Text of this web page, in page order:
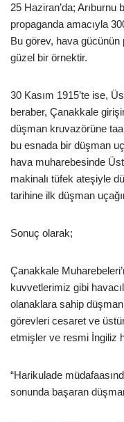
25 Haziran’da;
propaganda amacıyla
Bu görev, hava gücünün
güzel bir örnektir.
30 Kasım 1915’te ise,
beraber, Çanakkale
düşman kruvazörüne
bu esnada bir düşman
hava muharebesinde
makinalı tüfek ateşiyle
tarihine ilk düşman
Sonuç olarak;
Çanakkale
kuvvetlerimiz gibi
olanaklara sahip
görevleri cesaret ve
etmişler ve resmi İngiliz
“Harikulade
sonunda başaran